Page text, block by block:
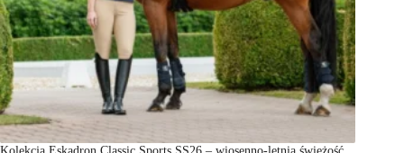
Kolekcja Eskadron Classic Sports SS26 – wiosenno-letnia świeżość,